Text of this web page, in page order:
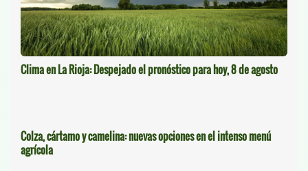
Clima en La Rioja: Despejado el pronóstico para hoy, 8 de agosto
Colza, cártamo y camelina: nuevas opciones en el intenso menú
agrícola